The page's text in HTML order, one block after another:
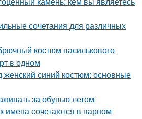
сочетания для различных
костюм василькового
в одном
женский синий костюм: основные
за обувью летом
имена сочетаются в парном